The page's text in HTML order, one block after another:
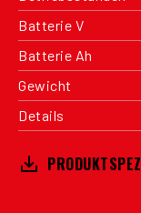
Batterie V
Batterie Ah
Gewicht
Details